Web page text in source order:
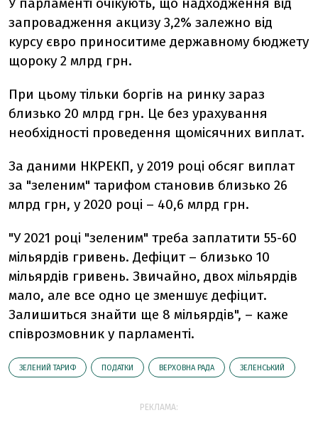
запровадження акцизу 3,2% залежно від
курсу євро приноситиме державному бюджету
щороку 2 млрд грн.
При цьому тільки боргів на ринку зараз
близько 20 млрд грн. Це без урахування
необхідності проведення щомісячних виплат.
За даними НКРЕКП, у 2019 році обсяг виплат
за "зеленим" тарифом становив близько 26
млрд грн, у 2020 році – 40,6 млрд грн.
"У 2021 році "зеленим" треба заплатити 55-60
мільярдів гривень. Дефіцит – близько 10
мільярдів гривень. Звичайно, двох мільярдів
мало, але все одно це зменшує дефіцит.
Залишиться знайти ще 8 мільярдів", – каже
співрозмовник у парламенті.
ЗЕЛЕНИЙ ТАРИФ ПОДАТКИ ВЕРХОВНА РАДА ЗЕЛЕНСЬКИЙ
РЕКЛАМА: